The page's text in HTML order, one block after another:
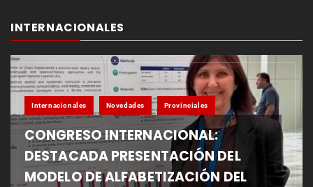
INTERNACIONALES
Internacionales Novedades Provinciales
CONGRESO INTERNACIONAL:
DESTACADA PRESENTACIÓN DEL
MODELO DE ALFABETIZACIÓN DEL